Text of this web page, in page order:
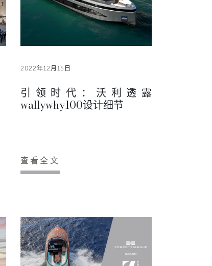
2022年12月15日
引领时代：沃利透露
wallywhy100设计细节
查看全文